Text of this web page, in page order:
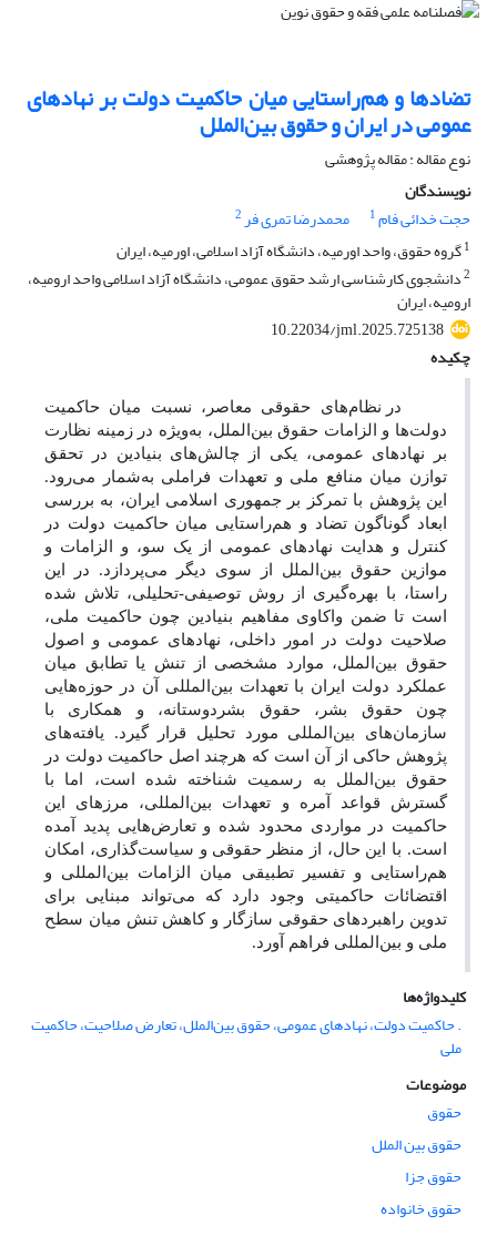
تضادها و هم‌راستایی میان حاکمیت دولت بر نهادهای
عمومی در ایران و حقوق بین‌الملل
نوع مقاله : مقاله پژوهشی
نویسندگان
حجت خدائی فام1 محمدرضا تمری فر2
1گروه حقوق، واحد اورمیه، دانشگاه آزاد اسلامی، اورمیه، ایران
2دانشجوی کارشناسی ارشد حقوق عمومی، دانشگاه آزاد اسلامی واحد ارومیه،
ارومیه، ایران
10.22034/jml.2025.725138
چکیده
در نظام‌های حقوقی معاصر، نسبت میان حاکمیت
دولت‌ها و الزامات حقوق بین‌الملل، به‌ویژه در زمینه نظارت
بر نهادهای عمومی، یکی از چالش‌های بنیادین در تحقق
توازن میان منافع ملی و تعهدات فراملی به‌شمار می‌رود.
این پژوهش با تمرکز بر جمهوری اسلامی ایران، به بررسی
ابعاد گوناگون تضاد و هم‌راستایی میان حاکمیت دولت در
کنترل و هدایت نهادهای عمومی از یک سو، و الزامات و
موازین حقوق بین‌الملل از سوی دیگر می‌پردازد. در این
راستا، با بهره‌گیری از روش توصیفی-تحلیلی، تلاش شده
است تا ضمن واکاوی مفاهیم بنیادین چون حاکمیت ملی،
صلاحیت دولت در امور داخلی، نهادهای عمومی و اصول
حقوق بین‌الملل، موارد مشخصی از تنش یا تطابق میان
عملکرد دولت ایران با تعهدات بین‌المللی آن در حوزه‌هایی
چون حقوق بشر، حقوق بشردوستانه، و همکاری با
سازمان‌های بین‌المللی مورد تحلیل قرار گیرد. یافته‌های
پژوهش حاکی از آن است که هرچند اصل حاکمیت دولت در
حقوق بین‌الملل به رسمیت شناخته شده است، اما با
گسترش قواعد آمره و تعهدات بین‌المللی، مرزهای این
حاکمیت در مواردی محدود شده و تعارض‌هایی پدید آمده
است. با این حال، از منظر حقوقی و سیاست‌گذاری، امکان
هم‌راستایی و تفسیر تطبیقی میان الزامات بین‌المللی و
اقتضائات حاکمیتی وجود دارد که می‌تواند مبنایی برای
تدوین راهبردهای حقوقی سازگار و کاهش تنش میان سطح
ملی و بین‌المللی فراهم آورد.
کلیدواژه‌ها
. حاکمیت دولت، نهادهای عمومی، حقوق بین‌الملل، تعارض صلاحیت، حاکمیت
ملی
موضوعات
حقوق
حقوق بین الملل
حقوق جزا
حقوق خانواده